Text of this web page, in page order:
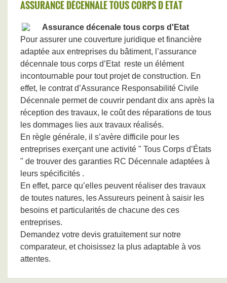
ASSURANCE DÉCENNALE TOUS CORPS D ETAT
Assurance décenale tous corps d'Etat
Pour assurer une couverture juridique et financière
adaptée aux entreprises du bâtiment, l’assurance
décennale tous corps d’Etat reste un élément
incontournable pour tout projet de construction. En
effet, le contrat d’Assurance Responsabilité Civile
Décennale permet de couvrir pendant dix ans après la
réception des travaux, le coût des réparations de tous
les dommages lies aux travaux réalisés.
En règle générale, il s’avère difficile pour les
entreprises exerçant une activité " Tous Corps d’États
" de trouver des garanties RC Décennale adaptées à
leurs spécificités .
En effet, parce qu’elles peuvent réaliser des travaux
de toutes natures, les Assureurs peinent à saisir les
besoins et particularités de chacune des ces
entreprises.
Demandez votre devis gratuitement sur notre
comparateur, et choisissez la plus adaptable à vos
attentes.